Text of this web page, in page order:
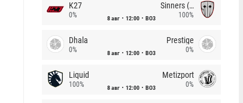
K27
0% 8 авг 12:00 BO3
Sinners (CZ)
100%
Dhala
0% 8 авг 12:00 BO3
Prestige
0%
Liquid
100% 8 авг 12:00 BO3
Metizport
0%